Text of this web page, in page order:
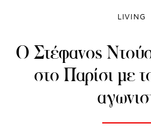
LIVING
Ο Στέφανος
στο Παρίσι με